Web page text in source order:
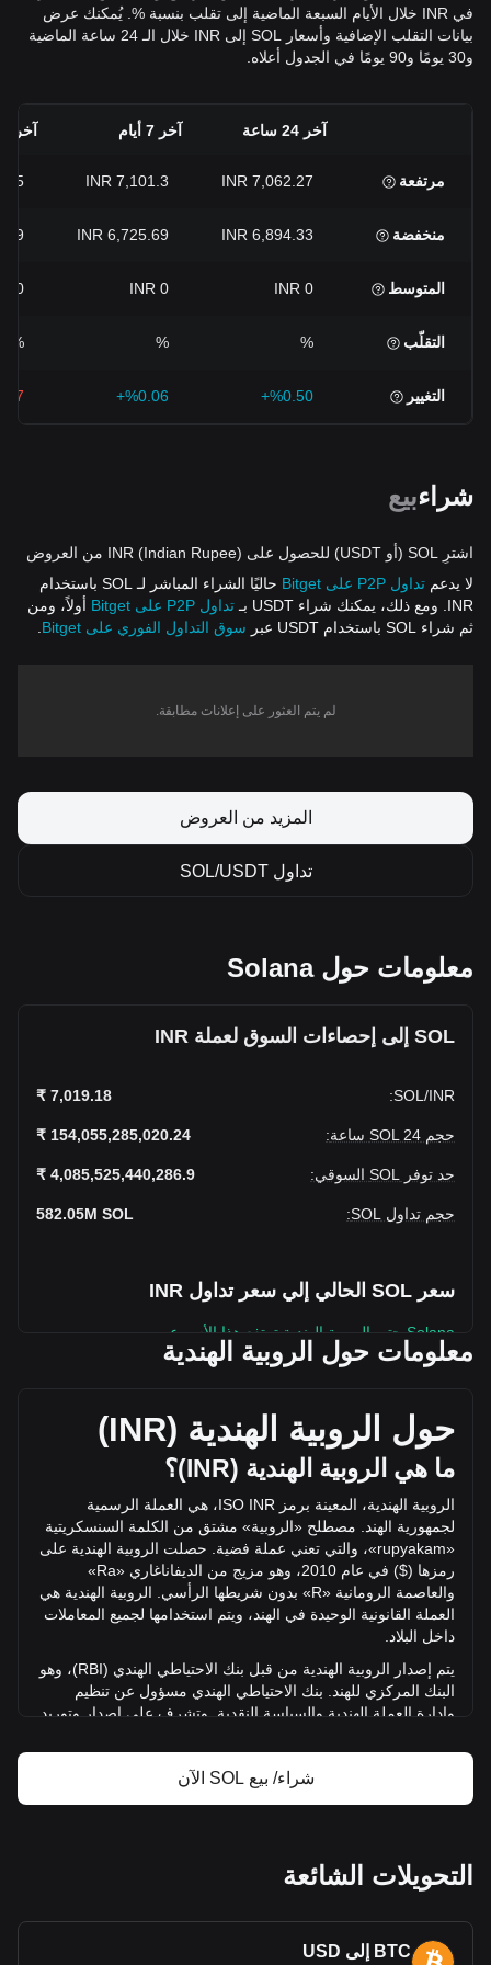
في INR خلال الأيام السبعة الماضية إلى تقلب بنسبة %. يُمكنك عرض
بيانات التقلب الإضافية وأسعار SOL إلى INR خلال الـ 24 ساعة الماضية
و30 يومًا و90 يومًا في الجدول أعلاه.
آخر 24 ساعة آخر 7 أيام آخر 30 يومًا
مرتفعة 7,062.27 INR
7,101.3 INR
INR
منخفضة 6,894.33 INR
6,725.69 INR
INR
المتوسط 0 INR
0 INR
0 INR
التقلّب %
%
%
التغيير %0.50+
%0.06+
شراءبيع
اشترِ SOL (أو USDT) للحصول على INR (Indian Rupee) من العروض
لا يدعم تداول P2P على Bitget
حاليًا الشراء المباشر لـ SOL باستخدام
INR. ومع ذلك، يمكنك شراء USDT بـ
تداول P2P على Bitget
أولاً، ومن
ثم شراء SOL باستخدام USDT عبر
سوق التداول الفوري على Bitget
لم يتم العثور على إعلانات مطابقة.
المزيد من العروض
تداول SOL/USDT
معلومات حول Solana
SOL إلى إحصاءات السوق لعملة INR
SOL /INR
:
7,019.18 ₹
حجم SOL 24 ساعة :
154,055,285,020.24 ₹
حد توفر SOL السوقي :
4,085,525,440,286.9 ₹
حجم تداول SOL :
582.05M SOL
سعر SOL الحالي إلي سعر تداول INR
Solana حتى الروبية الهندية ترتفع هذا الأسبوع.
بناءً على حجم تداول قدره 582,051,500 SOL. تغير حجم تداول
ساعة الأخيرة. بلغ حجم تداول SOL في اليوم الأخير للتداول
142,387,484,953.23 ₹.
مزيد من المعلومات حول Solana من Bitget
سعر Solana
توقعات سعر Solana
تعريف Solana (SOL)
حاسبة ربح Solana
معلومات حول الروبية الهندية
حول الروبية الهندية (INR
)
ما هي الروبية الهندية (INR)؟
الروبية الهندية، المعينة برمز ISO INR، هي العملة الرسمية
لجمهورية الهند. مصطلح «الروبية» مشتق من الكلمة السنسكريتية
«
rupyakam»، والتي تعني عملة فضية. حصلت الروبية الهندية على
رمزها ($) في عام 2010، وهو مزيج من الديفاناغاري «
Ra
»
والعاصمة الرومانية «R» بدون شريطها الرأسي. الروبية الهندية هي
العملة القانونية الوحيدة في الهند، ويتم استخدامها لجميع المعاملات
داخل البلاد.
يتم إصدار الروبية الهندية من قبل بنك الاحتياطي الهندي (RBI)، وهو
البنك المركزي للهند. بنك الاحتياطي الهندي مسؤول عن تنظيم
وإدارة العملة الهندية والسياسة النقدية. وتشرف على إصدار وتوريد
يقومRBIأيضًا بتنفيذتدابير لمكافحة التزوير وإدارة تصميم العملة
ما تاريخ عمليات العرض الأولي للعملات
عملات معدنية تحمل تمثال ويليام الرابع ولاحقًا الملكة فيكتوريا.
قيمة العملة مقابل الذهب خلال القرن التاسع عشر بسبب اكتشاف
احتياطيات فضية كبيرة في أوروبا والولايات المتحدة. خلال الحرب
شراء/ بيع SOL الآن
التحويلات الشائعة
BTC إلى USD